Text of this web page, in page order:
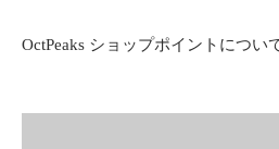
OctPeaks ショップポイントについ